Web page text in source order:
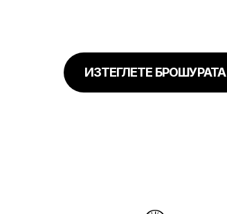
ИЗТЕГЛЕТЕ БРОШУРАТА